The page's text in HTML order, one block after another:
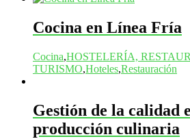
Cocina en Línea Fría
Cocina,HOSTELERÍA,
TURISMO,Hoteles,Restauración
Gestión de la calidad
producción culinaria